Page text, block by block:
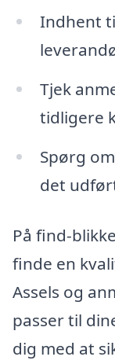
Indhent
Tjek
tidligere
Spørg
det
På find-
finde en
Assels og
passer til
dig med at